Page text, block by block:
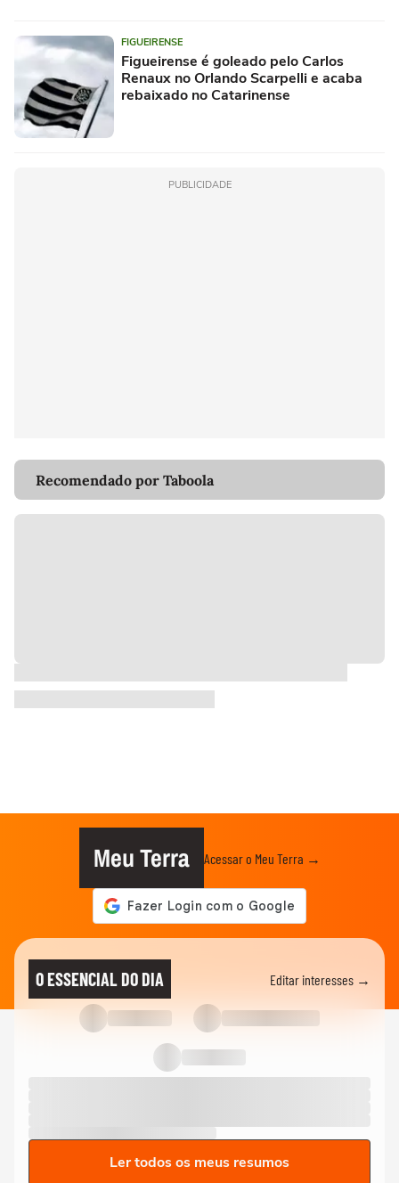
FIGUEIRENSE
Figueirense é goleado pelo Carlos
Renaux no Orlando Scarpelli e acaba
rebaixado no Catarinense
PUBLICIDADE
Recomendado por Taboola
Meu Terra Acessar o Meu Terra →
O ESSENCIAL DO DIA Editar interesses →
Ler todos os meus resumos